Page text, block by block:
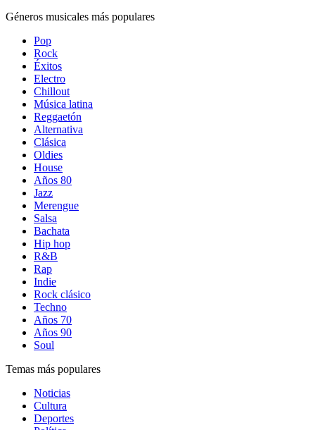
Géneros musicales más populares
Pop
Rock
Éxitos
Electro
Chillout
Música latina
Reggaetón
Alternativa
Clásica
Oldies
House
Años 80
Jazz
Merengue
Salsa
Bachata
Hip hop
R&B
Rap
Indie
Rock clásico
Techno
Años 70
Años 90
Soul
Temas más populares
Noticias
Cultura
Deportes